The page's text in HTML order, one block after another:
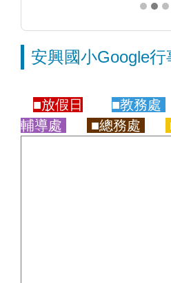
今年九
安興國小Google行
■放假日 ■教務處
輔導處
■總務處